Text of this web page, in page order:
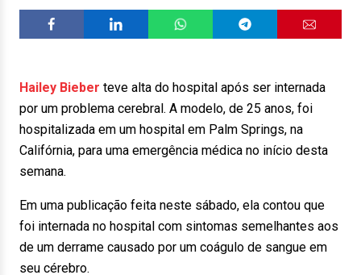
Hailey Bieber teve alta do hospital após ser internada
por um problema cerebral. A modelo, de 25 anos, foi
hospitalizada em um hospital em Palm Springs, na
Califórnia, para uma emergência médica no início desta
semana.
Em uma publicação feita neste sábado, ela contou que
foi internada no hospital com sintomas semelhantes aos
de um derrame causado por um coágulo de sangue em
seu cérebro.